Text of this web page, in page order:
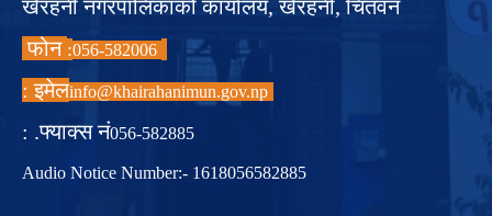
खैरहनी नगरपालिकाको कार्यालय, खैरहनी, चितवन
फोन :
इमेल :info@khairahanimun.gov.np
फ्याक्स नं. :056-582885